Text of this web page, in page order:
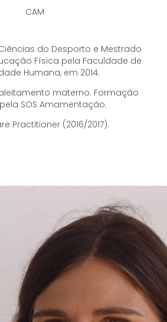
CAM
do Desporto e Mestrado
Física pela Faculdade de
Humana, em 2014.
materno. Formação
SOS Amamentação.
Practitioner (2016/2017).